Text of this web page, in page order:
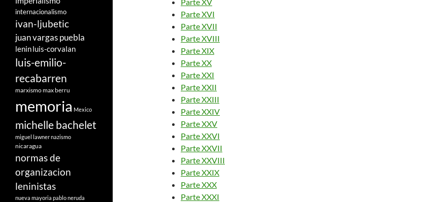
Parte XVI
Parte XVII
Parte XVIII
Parte XIX
Parte XX
Parte XXI
Parte XXII
Parte XXIII
Parte XXIV
Parte XXV
Parte XXVI
Parte XXVII
Parte XXVIII
Parte XXIX
Parte XXX
Parte XXXI
internacionalismo
ivan-ljubetic
juan vargas puebla
leninluis-corvalan
luis-emilio-
recabarren
marxismomax berru
memoria Mexico
michelle bachelet
miguel lawnernazismo
nicaragua
normas de
organizacion
leninistas
nueva mayoria pablo neruda